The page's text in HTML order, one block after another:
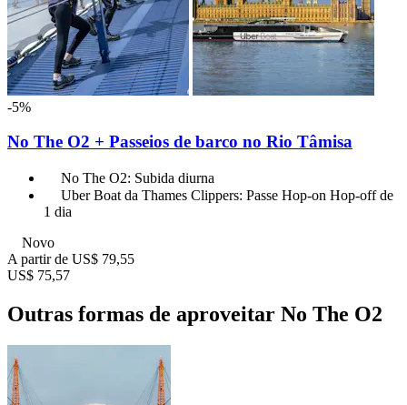
-5%
No The O2 + Passeios de barco no Rio Tâmisa
No The O2: Subida diurna
Uber Boat da Thames Clippers: Passe Hop-on Hop-off de
1 dia
Novo
A partir de US$ 79,55
US$ 75,57
Outras formas de aproveitar No The O2